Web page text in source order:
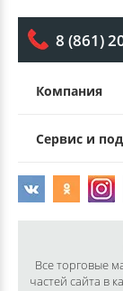
8 (861)
Компания
Сервис и
Все торговые
частей сайта в